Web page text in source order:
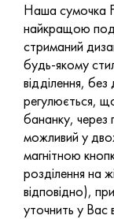
Наша сумочка
найкращою
стриманий
будь-якому
відділення,
регулюється,
бананку, через
можливий у
магнітною
розділення на
відповідно),
уточнить у Вас